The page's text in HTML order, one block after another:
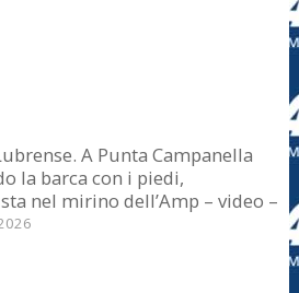
A Punta Campanella
la barca con i piedi,
nel mirino dell’Amp – video –